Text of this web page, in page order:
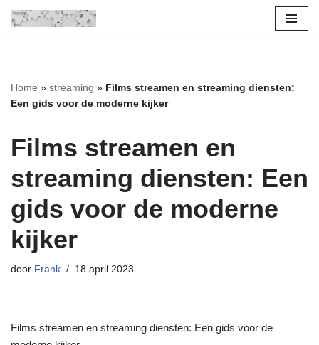
inhoud
Home » streaming » Films streamen en streaming diensten:
Een gids voor de moderne kijker
Films streamen en
streaming diensten: Een
gids voor de moderne
kijker
door Frank 18 april 2023
Films streamen en streaming diensten: Een gids voor de